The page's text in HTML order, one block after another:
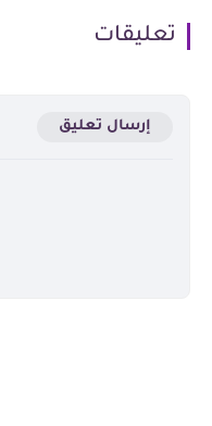
تعليقات
إرسال تعليق